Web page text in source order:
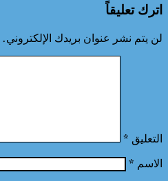
اترك تعليقاً
لن يتم نشر عنوان بريدك الإلكتروني.
التعليق *
الاسم *